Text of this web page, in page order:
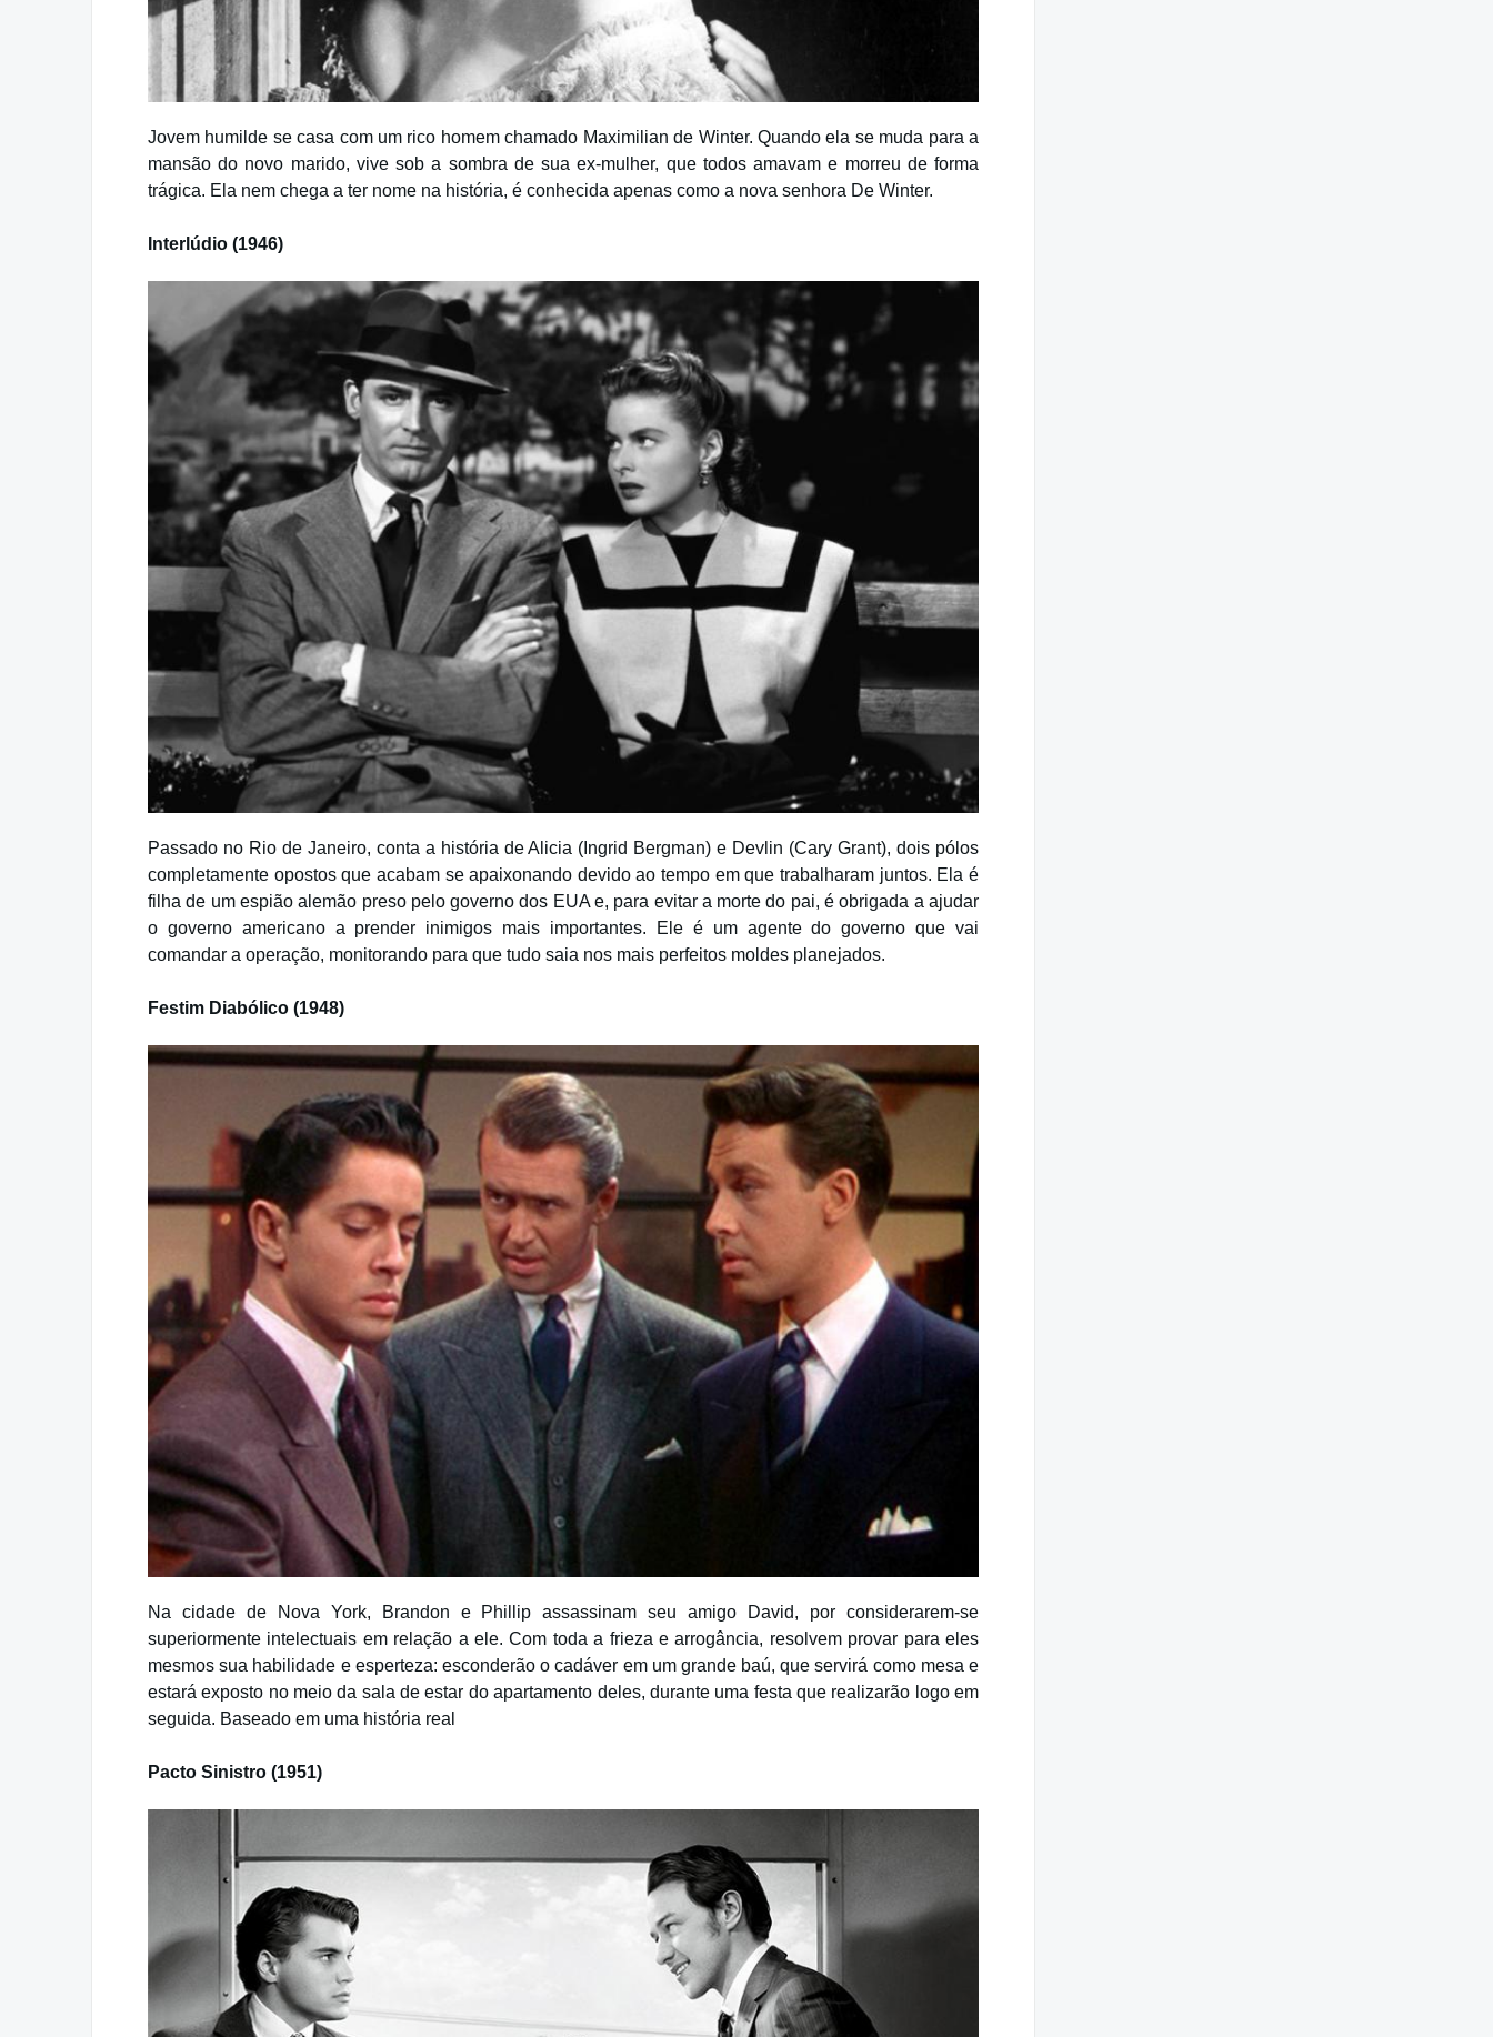
Jovem humilde se casa com um rico homem chamado Maximilian de Winter. Quando ela se muda para a
mansão do novo marido, vive sob a sombra de sua ex-mulher, que todos amavam e morreu de forma
trágica. Ela nem chega a ter nome na história, é conhecida apenas como a nova senhora De Winter.
Interlúdio (1946)
Passado no Rio de Janeiro, conta a história de Alicia (Ingrid Bergman) e Devlin (Cary Grant), dois pólos
completamente opostos que acabam se apaixonando devido ao tempo em que trabalharam juntos. Ela é
filha de um espião alemão preso pelo governo dos EUA e, para evitar a morte do pai, é obrigada a ajudar
o governo americano a prender inimigos mais importantes. Ele é um agente do governo que vai
comandar a operação, monitorando para que tudo saia nos mais perfeitos moldes planejados.
Festim Diabólico (1948)
Na cidade de Nova York, Brandon e Phillip assassinam seu amigo David, por considerarem-se
superiormente intelectuais em relação a ele. Com toda a frieza e arrogância, resolvem provar para eles
mesmos sua habilidade e esperteza: esconderão o cadáver em um grande baú, que servirá como mesa e
estará exposto no meio da sala de estar do apartamento deles, durante uma festa que realizarão logo em
seguida. Baseado em uma história real
Pacto Sinistro (1951)